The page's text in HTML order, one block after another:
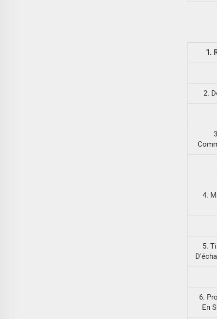
1.
2.
4.
5.
6.
En